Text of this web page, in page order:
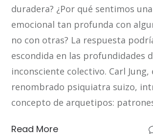
duradera? ¿Por qué sentimos
emocional tan profunda con
no con otras? La respuesta
escondida en las profundidades
inconsciente colectivo. Carl Jung,
renombrado psiquiatra suizo,
concepto de arquetipos:
Read More